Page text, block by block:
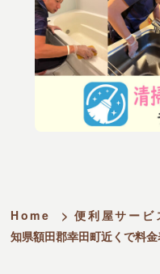
Home > 便利屋サービ
知県額田郡幸田町近くで料